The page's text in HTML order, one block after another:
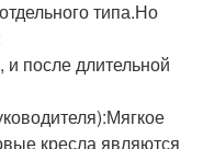
типа.Но
после длительной
Мягкое
кресла являются